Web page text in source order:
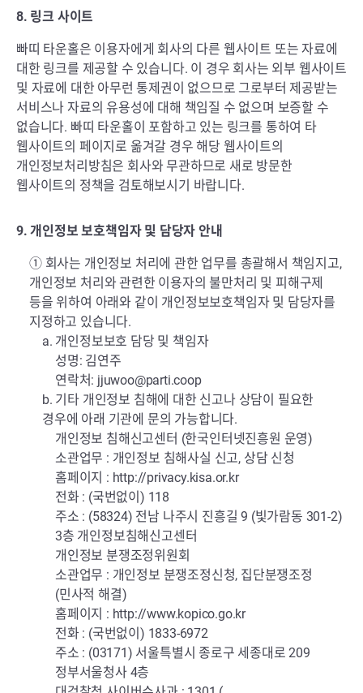
8. 링크 사이트
빠띠 타운홀은 이용자에게 회사의 다른 웹사이트 또는 자료에
대한 링크를 제공할 수 있습니다. 이 경우 회사는 외부 웹사이트
및 자료에 대한 아무런 통제권이 없으므로 그로부터 제공받는
서비스나 자료의 유용성에 대해 책임질 수 없으며 보증할 수
없습니다. 빠띠 타운홀이 포함하고 있는 링크를 통하여 타
웹사이트의 페이지로 옮겨갈 경우 해당 웹사이트의
개인정보처리방침은 회사와 무관하므로 새로 방문한
웹사이트의 정책을 검토해보시기 바랍니다.
9. 개인정보 보호책임자 및 담당자 안내
① 회사는 개인정보 처리에 관한 업무를 총괄해서 책임지고,
개인정보 처리와 관련한 이용자의 불만처리 및 피해구제
등을 위하여 아래와 같이 개인정보보호책임자 및 담당자를
지정하고 있습니다.
a. 개인정보보호 담당 및 책임자
성명: 김연주
연락처: jjuwoo@parti.coop
b. 기타 개인정보 침해에 대한 신고나 상담이 필요한
경우에 아래 기관에 문의 가능합니다.
개인정보 침해신고센터 (한국인터넷진흥원 운영)
소관업무 : 개인정보 침해사실 신고, 상담 신청
홈페이지 : http://privacy.kisa.or.kr
전화 : (국번없이) 118
주소 : (58324) 전남 나주시 진흥길 9 (빛가람동 301-2)
3층 개인정보침해신고센터
개인정보 분쟁조정위원회
소관업무 : 개인정보 분쟁조정신청, 집단분쟁조정
(민사적 해결)
홈페이지 : http://www.kopico.go.kr
전화 : (국번없이) 1833-6972
주소 : (03171) 서울특별시 종로구 세종대로 209
정부서울청사 4층